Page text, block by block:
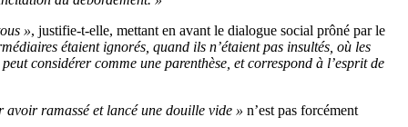
», justifie-t-elle, mettant en avant le dialogue social prôné par le
étaient ignorés, quand ils n’étaient pas insultés, où les
considérer comme une parenthèse, et correspond à l’esprit de
avoir ramassé et lancé une douille vide » n’est pas forcément